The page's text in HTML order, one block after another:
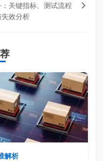
关键指标、测试流程
效分析
解析